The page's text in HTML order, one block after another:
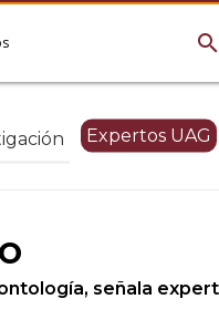
search
Expertos UAG
señala